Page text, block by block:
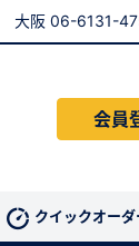
大阪 06-6131-
会員
クイックオーダ
会員の方